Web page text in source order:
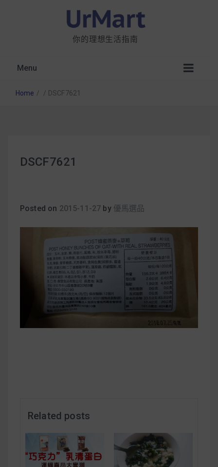
你的理想生活指南
Menu
析：成分、營養價值及其優缺點
簡單料理
健身重訓菜單
運動健身飲食建議
減醣食材推薦
減醣料理食譜
Home / / DSCF7621
DSCF7621
Posted on 2015-11-27 by 優馬選品
Related posts